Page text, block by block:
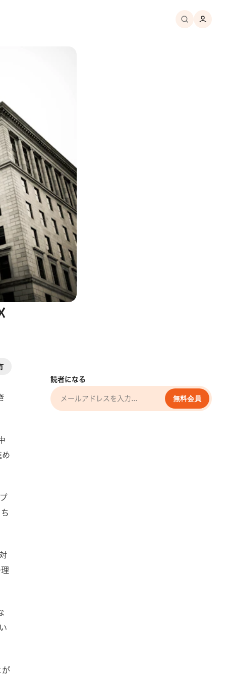
が
読者になる
無料会員